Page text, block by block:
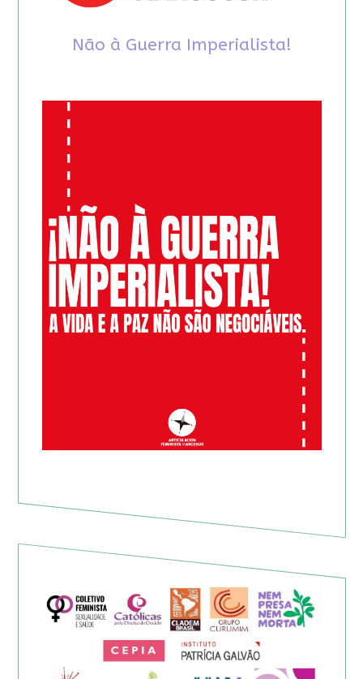
Não à Guerra Imperialista!